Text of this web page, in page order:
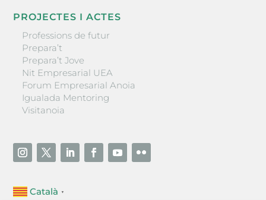
PROJECTES I ACTES
Professions de futur
Prepara’t
Prepara’t Jove
Nit Empresarial UEA
Forum Empresarial Anoia
Igualada Mentoring
Visitanoia
Català ▼